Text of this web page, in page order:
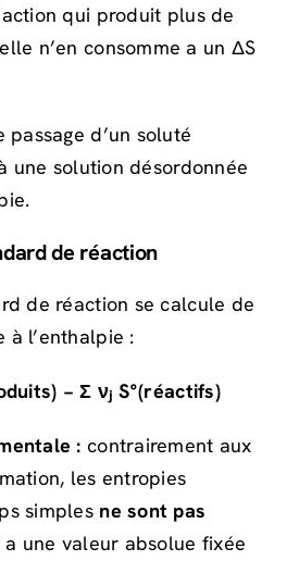
qui produit plus de
n’en consomme a un ΔS
passage d’un soluté
une solution désordonnée
de réaction
de réaction se calcule de
à l’enthalpie :
− Σ νⱼ S°(réactifs)
: contrairement aux
les entropies
simples ne sont pas
a une valeur absolue fixée